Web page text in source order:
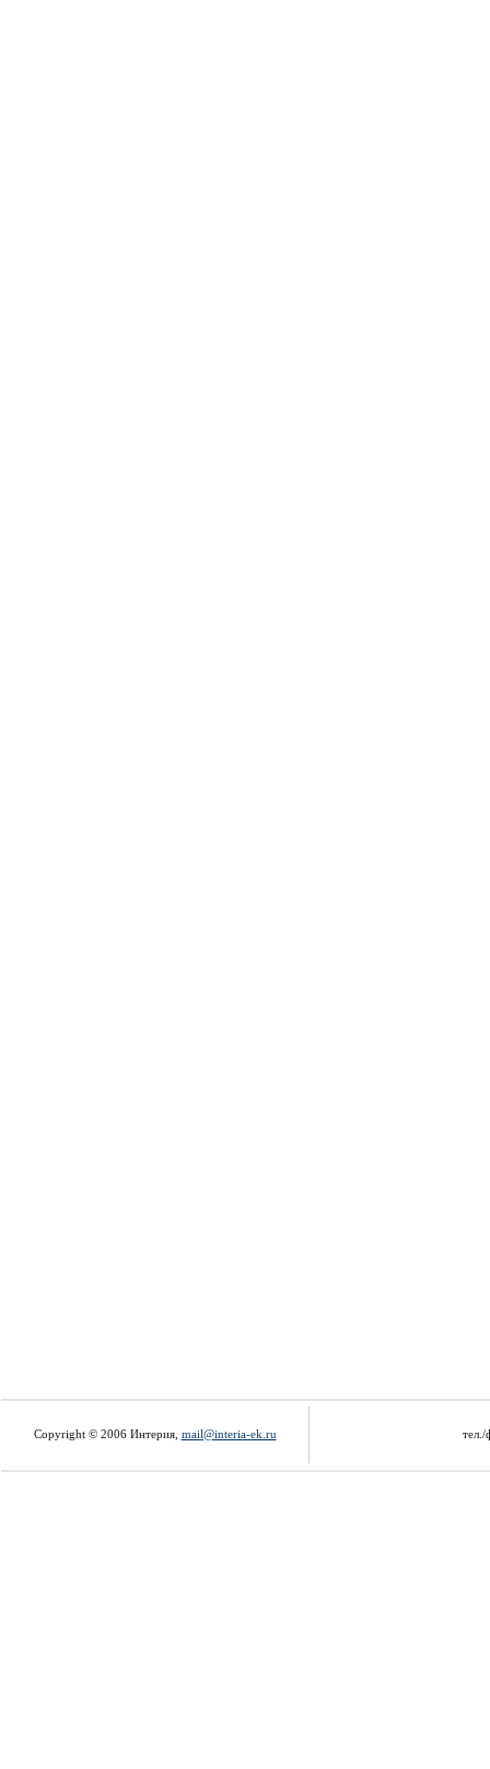
Copyright © 2006 Интерия, mail@interia-ek.ru